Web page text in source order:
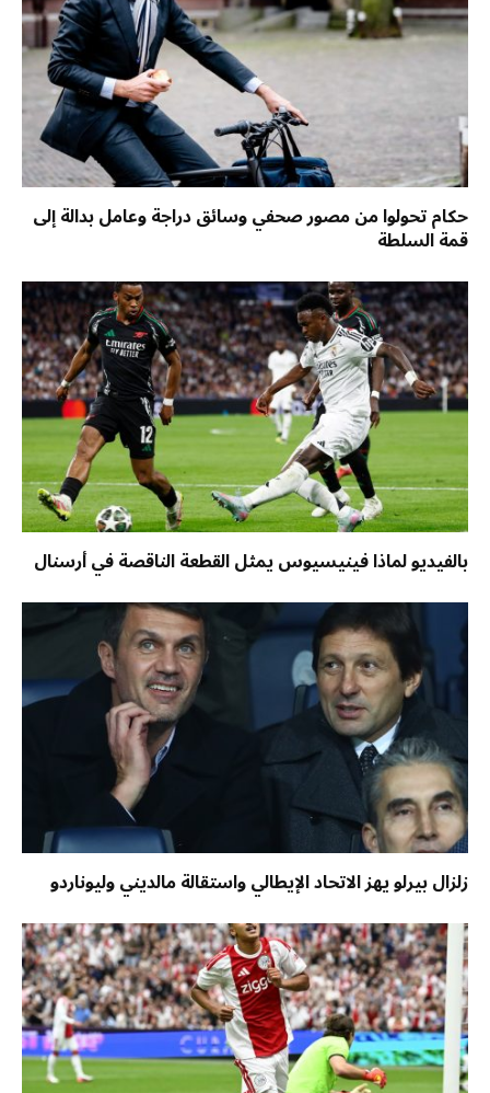
حكام تحولوا من مصور صحفي وسائق دراجة وعامل بدالة إلى
قمة السلطة
بالفيديو لماذا فينيسيوس يمثل القطعة الناقصة في أرسنال
زلزال بيرلو يهز الاتحاد الإيطالي واستقالة مالديني وليوناردو